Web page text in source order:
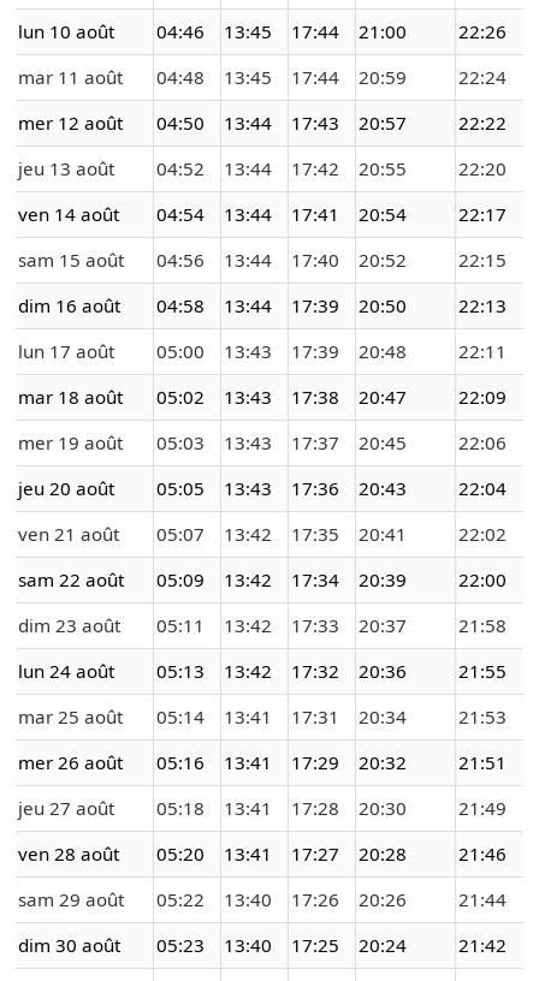
lun 10 août
04:46 13:45 17:44 21:00
22:26
mar 11 août
04:48 13:45 17:44 20:59
22:24
mer 12 août
04:50 13:44 17:43 20:57
22:22
jeu 13 août
04:52 13:44 17:42 20:55
22:20
ven 14 août
04:54 13:44 17:41 20:54
22:17
sam 15 août
04:56 13:44 17:40 20:52
22:15
dim 16 août
04:58 13:44 17:39 20:50
22:13
lun 17 août
05:00 13:43 17:39 20:48
22:11
mar 18 août
05:02 13:43 17:38 20:47
22:09
mer 19 août
05:03 13:43 17:37 20:45
22:06
jeu 20 août
05:05 13:43 17:36 20:43
22:04
ven 21 août
05:07 13:42 17:35 20:41
22:02
sam 22 août
05:09 13:42 17:34 20:39
22:00
dim 23 août
05:11 13:42 17:33 20:37
21:58
lun 24 août
05:13 13:42 17:32 20:36
21:55
mar 25 août
05:14 13:41 17:31 20:34
21:53
mer 26 août
05:16 13:41 17:29 20:32
21:51
jeu 27 août
05:18 13:41 17:28 20:30
21:49
ven 28 août
05:20 13:41 17:27 20:28
21:46
sam 29 août
05:22 13:40 17:26 20:26
21:44
dim 30 août
05:23 13:40 17:25 20:24
21:42